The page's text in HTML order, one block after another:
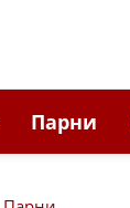
Парни